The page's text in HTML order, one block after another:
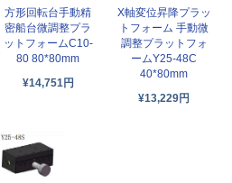
方形回転台手動精
密船台微調整プラ
ットフォームC10-
80 80*80mm
¥14,751円
X軸変位昇降プラッ
トフォーム 手動微
調整プラットフォ
ームY25-48C
40*80mm
¥13,229円